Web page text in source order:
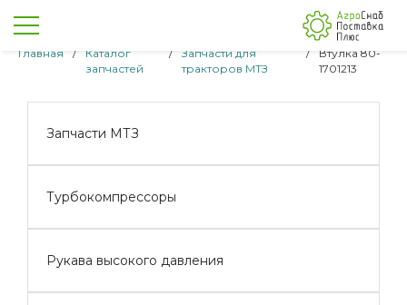
Главная /
Каталог
запчастей
/
Запчасти для
тракторов МТЗ
/
Втулка 80-
1701213
Запчасти МТЗ
Турбокомпрессоры
Рукава высокого давления